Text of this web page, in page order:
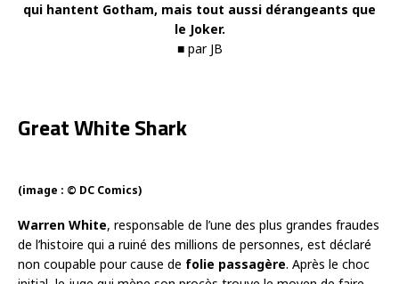
qui hantent Gotham, mais tout aussi dérangeants que
le Joker.
■ par JB
Great White Shark
(image : © DC Comics)
Warren White, responsable de l’une des plus grandes fraudes
de l’histoire qui a ruiné des millions de personnes, est déclaré
non coupable pour cause de folie passagère. Après le choc